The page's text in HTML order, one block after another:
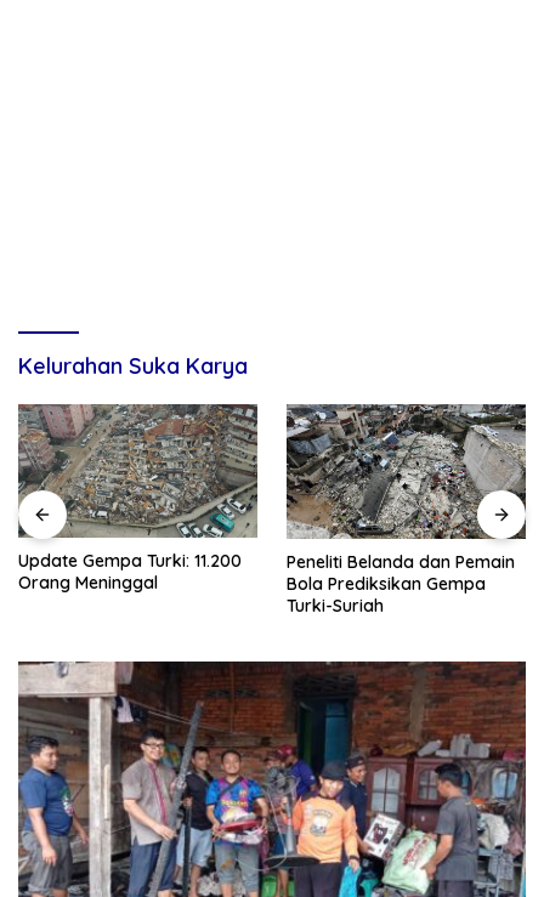
Kelurahan Suka Karya
Update Gempa Turki: 11.200
Orang Meninggal
Peneliti Belanda dan Pemain
Bola Prediksikan Gempa
Turki-Suriah